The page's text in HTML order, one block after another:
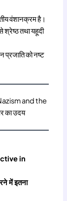
वंशानक्रम है।
श्रेष्ठ तथा यहूदी
प्रजाति को नष्ट
and the
का उदय
in
में इतना